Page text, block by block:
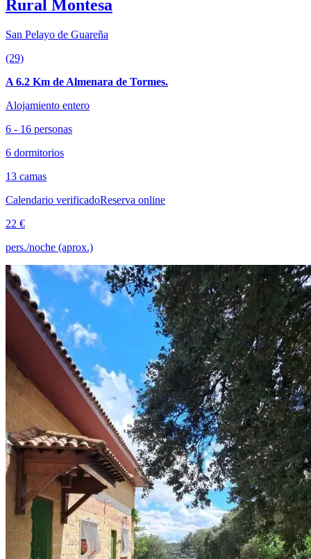
Rural Montesa
San Pelayo de Guareña
(29)
A 6.2 Km de Almenara de Tormes.
Alojamiento entero
6 - 16 personas
6 dormitorios
13 camas
Calendario verificadoReserva online
22 €
pers./noche (aprox.)